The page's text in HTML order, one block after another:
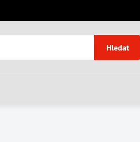
Hledat